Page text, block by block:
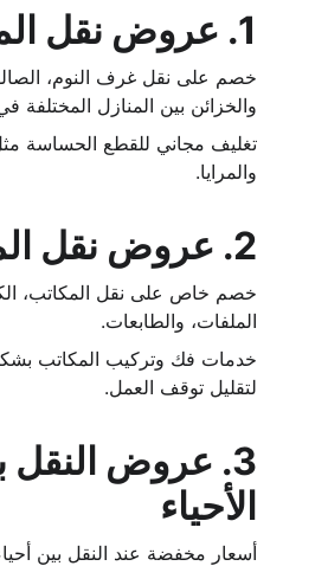
1. عروض نقل
خصم على نقل غرف النوم،
والخزائن بين المنازل المختلفة
تغليف مجاني للقطع الحساسة
والمرايا.
2. عروض نقل
خصم خاص على نقل المكاتب،
الملفات، والطابعات.
خدمات فك وتركيب المكاتب
لتقليل توقف العمل.
3. عروض النقل
الأحياء
أسعار مخفضة عند النقل بين